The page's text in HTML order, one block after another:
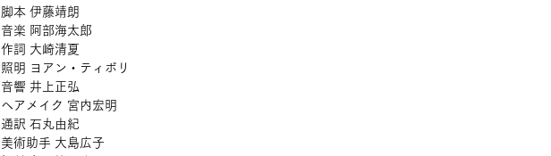
脚本 伊藤靖朗
音楽 阿部海太郎
作詞 大崎清夏
照明 ヨアン・ティボリ
音響 井上正弘
ヘアメイク 宮内宏明
通訳 石丸由紀
美術助手 大島広子